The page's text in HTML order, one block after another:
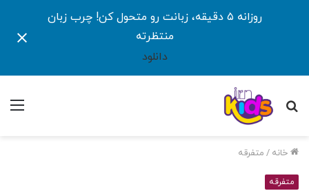
روزانه ۵ دقیقه، زبانت رو متحول کن! چرب زبان
منتظرته
دانلود
جستجو
خانه / متفرقه
متفرقه